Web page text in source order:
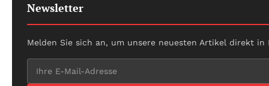
Newsletter
Melden Sie sich an, um unsere neuesten Artikel direkt